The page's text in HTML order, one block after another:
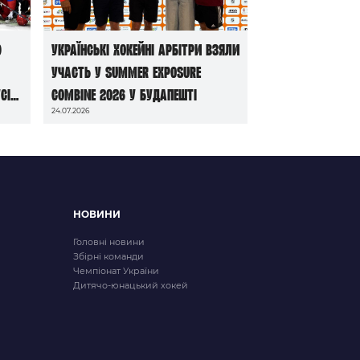
Українські хокейні арбітри взяли
участь у Summer Exposure
Combine 2026 у Будапешті
24.07.2026
НОВИНИ
Головні новини
Збірні команди
Чемпіонат України
Дитячо-юнацький хокей